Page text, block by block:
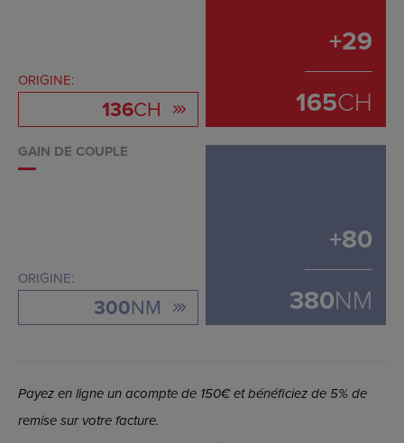
ORIGINE:
136CH
+29
165CH
GAIN DE COUPLE
ORIGINE:
300NM
+80
380NM
Payez en ligne un acompte de 150€ et bénéficiez de 5% de
remise sur votre facture.